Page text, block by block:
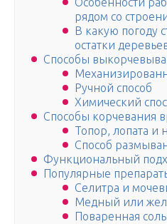
рядом со
В какую погоду
остатки
Способы
Ручной способ
Химический
Способы корчевания
Топор, лопата и
Способ
Функциональный
Популярные
Селитра и
Медный или
Поваренная соль